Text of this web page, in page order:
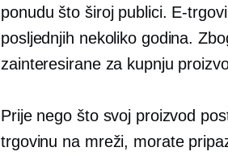
ponudu što široj publici. E-
posljednjih nekoliko godina.
zainteresirane za kupnju
Prije nego što svoj proizvod
trgovinu na mreži, morate